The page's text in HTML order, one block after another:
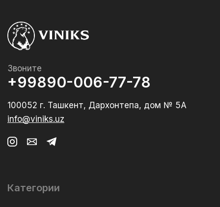
Звоните
+99890-006-77-78
100052 г. Ташкент, Дархонтепа, дом № 5А
info@viniks.uz
Категории